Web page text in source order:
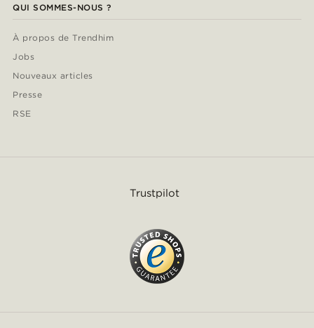
QUI SOMMES-NOUS ?
À propos de Trendhim
Jobs
Nouveaux articles
Presse
RSE
Trustpilot